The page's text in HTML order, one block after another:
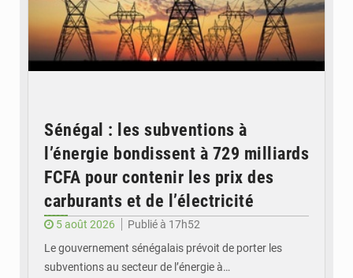
Sénégal : les subventions à
l’énergie bondissent à 729 milliards
FCFA pour contenir les prix des
carburants et de l’électricité
5 août 2026
Publié à 17h52
Le gouvernement sénégalais prévoit de porter les
subventions au secteur de l’énergie à…